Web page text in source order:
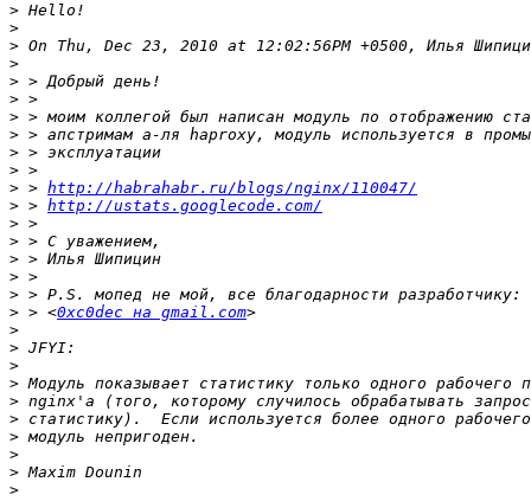
>
>
>
>
>
>
>
>
>
>
> > http://habrahabr.ru/blogs/nginx/110047/
> > http://ustats.googlecode.com/
>
>
>
>
>
> > <0xc0dec на gmail.com
>
>
>
>
>
>
>
>
>
>